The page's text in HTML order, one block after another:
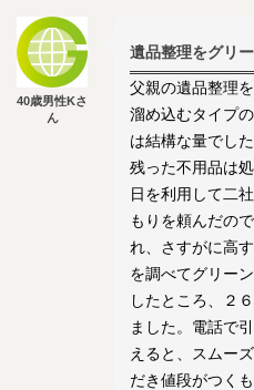
40歳男性Kさ
ん
遺品整理をグリ
父親の遺品整理
溜め込むタイプ
は結構な量でし
残った不用品は
日を利用して二
もりを頼んだの
れ、さすがに高
を調べてグリー
したところ、２
ました。電話で
えると、スムー
だき値段がつく